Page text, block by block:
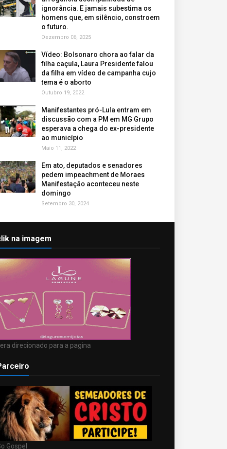
ignorância. E jamais subestima os
homens que, em silêncio, constroem
o futuro.
Dezembro 06, 2025
Vídeo: Bolsonaro chora ao falar da
filha caçula, Laura Presidente falou
da filha em vídeo de campanha cujo
tema é o aborto
Outubro 19, 2022
Manifestantes pró-Lula entram em
discussão com a PM em MG Grupo
esperava a chega do ex-presidente
ao município
Maio 11, 2022
Em ato, deputados e senadores
pedem impeachment de Moraes
Manifestação aconteceu neste
domingo
Setembro 30, 2024
na imagem
direcionado para a pagina
Gospel